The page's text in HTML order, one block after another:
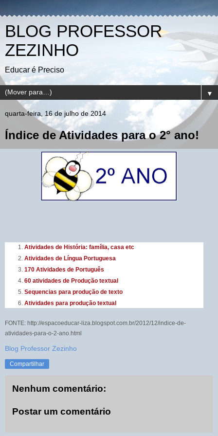
BLOG PROFESSOR
ZEZINHO
Educar é Preciso
▼
quarta-feira, 16 de julho de 2014
Índice de Atividades para o 2° ano!
Atividades de História: família, casa etc
Atividades de Língua Portuguesa
170 Atividades de Português
60 atividades de Produção textual
Sequencias para produção de texto
Atividades para produção textual
FONTE: http://espacoeducar-liza.blogspot.com.br/2012/12/indice-de-
atividades-para-o-2-ano.html
Blog Professor Zezinho
Compartilhar
Nenhum comentário:
Postar um comentário